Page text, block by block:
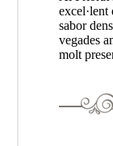
excel·lent
sabor
vegades
molt